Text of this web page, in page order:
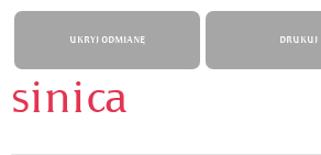
UKRYJ ODMIANĘ DRUKUJ
sinica